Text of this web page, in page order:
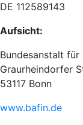
DE 112589143
Aufsicht:
Bundesanstalt
Graurheindorfer
53117 Bonn
www.bafin.de